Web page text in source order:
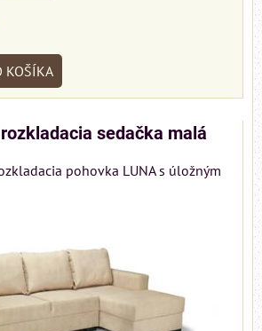
sedačka malá
pohovka LUNA s úložným